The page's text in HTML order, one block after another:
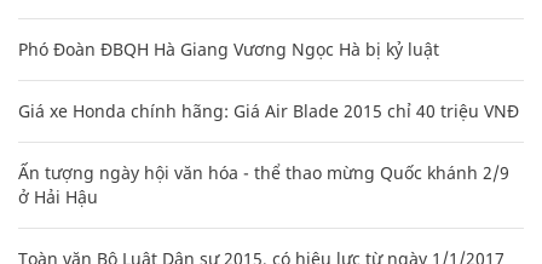
Phó Đoàn ĐBQH Hà Giang Vương Ngọc Hà bị kỷ luật
Giá xe Honda chính hãng: Giá Air Blade 2015 chỉ 40 triệu VNĐ
Ấn tượng ngày hội văn hóa - thể thao mừng Quốc khánh 2/9
ở Hải Hậu
Toàn văn Bộ Luật Dân sự 2015, có hiệu lực từ ngày 1/1/2017